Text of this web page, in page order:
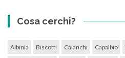
Cosa cerchi?
Albinia Biscotti Calanchi Capalbio